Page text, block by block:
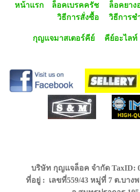
หน้าแรก ล็อคเบรคครัช ล็อคยาง
วิธีการสั่งซื้อ
วิธีการช
กุญแจมาสเตอร์คีย์ คีย์อะไลท์
บริษัท กุญแจล็อค จำกัด TaxID:
ที่อยู่ : เลขที่559/43 หมู่ที่ 7 ต.บาง